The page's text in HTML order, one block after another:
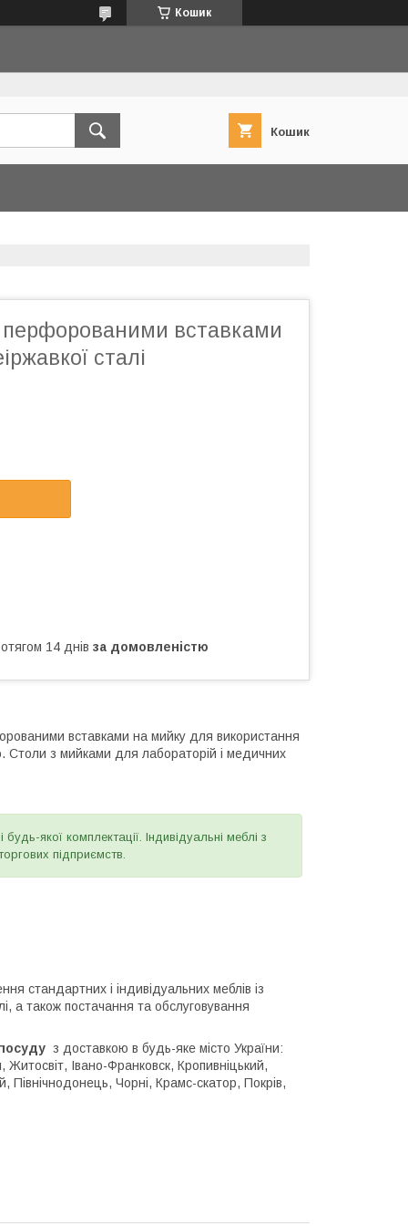
Кошик
Кошик
перфорованими вставками
сталі
14 днів за домовленістю
вставками на мийку для використання
Столи з мийками для лабораторій і медичних
якої комплектації. Індивідуальні меблі з
підприємств.
стандартних і індивідуальних меблів із
а також постачання та обслуговування
з доставкою в будь-яке місто України:
Івано-Франковск, Кропивніцький,
Чорні, Крамс-скатор, Покрів,